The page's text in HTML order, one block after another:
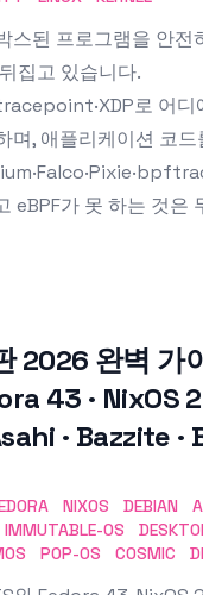
스된 프로그램을 안전
집고 있습니다.
로 어디
며, 애플리케이션 코
eBPF가 못 하는 것은
2026 완벽
43 · NixOS
· Bazzite
NIXOS DEBIAN
IMMUTABLE-OS
POP-OS COSMIC